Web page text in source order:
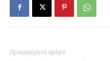
Προηγούμενο άρθρο